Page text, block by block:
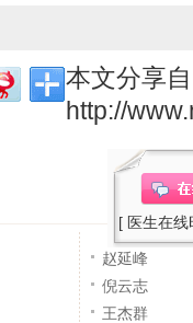
本文分享
http://
[ 医生在
赵延峰
倪云志
王杰群